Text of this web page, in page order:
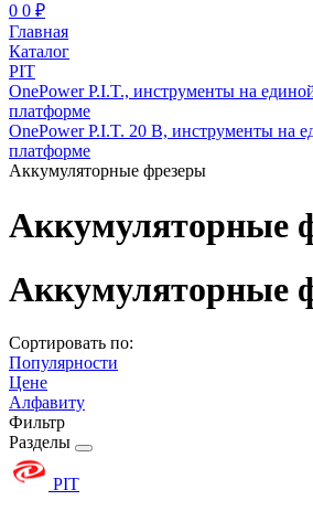
0 0 ₽
Главная
Каталог
PIT
OnePower P.I.T., инструменты на
платформе
OnePower P.I.T. 20 В, инструменты на
платформе
Аккумуляторные фрезеры
Аккумуляторные
Аккумуляторные
Сортировать по:
Популярности
Цене
Алфавиту
Фильтр
Разделы
PIT